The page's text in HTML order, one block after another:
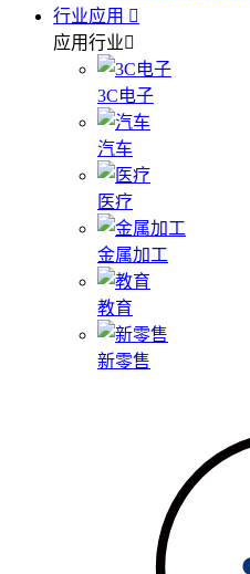
行业应用
应用行业
3C电子
汽车
医疗
金属加工
教育
新零售